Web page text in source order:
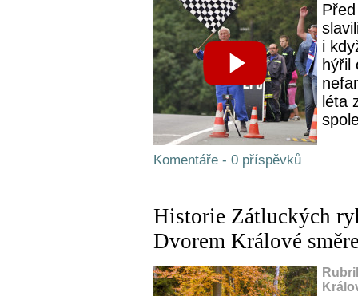
i
hýřil
léta
Komentáře - 0 příspěvků
Historie Zátluckých
Dvorem Králové